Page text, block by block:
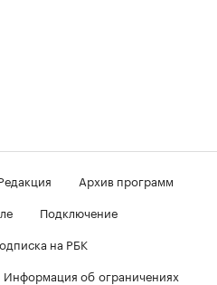
Архив программ
Подключение
на РБК
Информация об ограничениях